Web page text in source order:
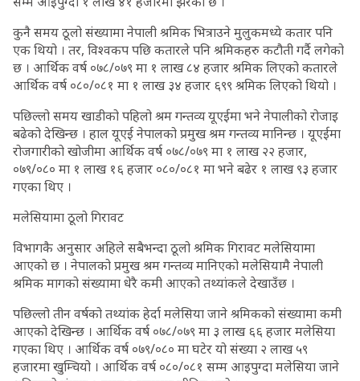
कुनै समय ठूलो संख्यामा नेपाली श्रमिक भित्राउने मुलुकमध्ये कतार पनि
एक थियो । तर, विश्वकप पछि कतारले पनि श्रमिकहरु कटौती गर्दै लगेको
छ । आर्थिक वर्ष ०७८/०७९ मा १ लाख ८४ हजार श्रमिक लिएको कतारले
आर्थिक वर्ष ०८०/०८१ मा १ लाख ३४ हजार ६९९ श्रमिक लिएको थियो ।
पछिल्लो समय खाडीको पहिलो श्रम गन्तव्य यूएईमा भने नेपालीको रोजाइ
बढेको देखिन्छ । हाल यूएई नेपालको प्रमुख श्रम गन्तव्य मानिन्छ । यूएईमा
रोजगारीको खोजीमा आर्थिक वर्ष ०७८/०७९ मा १ लाख २२ हजार,
०७९/०८० मा १ लाख १६ हजार ०८०/०८१ मा भने बढेर १ लाख ९३ हजार
गएका थिए ।
मलेसियामा ठूलो गिरावट
विभागकै अनुसार अहिले सबैभन्दा ठूलो श्रमिक गिरावट मलेसियामा
आएको छ । नेपालको प्रमुख श्रम गन्तव्य मानिएको मलेसियामै नेपाली
श्रमिक मागको संख्यामा धेरै कमी आएको तथ्यांकले देखाउँछ ।
पछिल्लो तीन वर्षको तथ्यांक हेर्दा मलेसिया जाने श्रमिकको संख्यामा कमी
आएको देखिन्छ । आर्थिक वर्ष ०७८/०७९ मा ३ लाख ६६ हजार मलेसिया
गएका थिए । आर्थिक वर्ष ०७९/०८० मा घटेर यो संख्या २ लाख ५९
हजारमा खुम्चियो । आर्थिक वर्ष ०८०/०८१ सम्म आइपुग्दा मलेसिया जाने